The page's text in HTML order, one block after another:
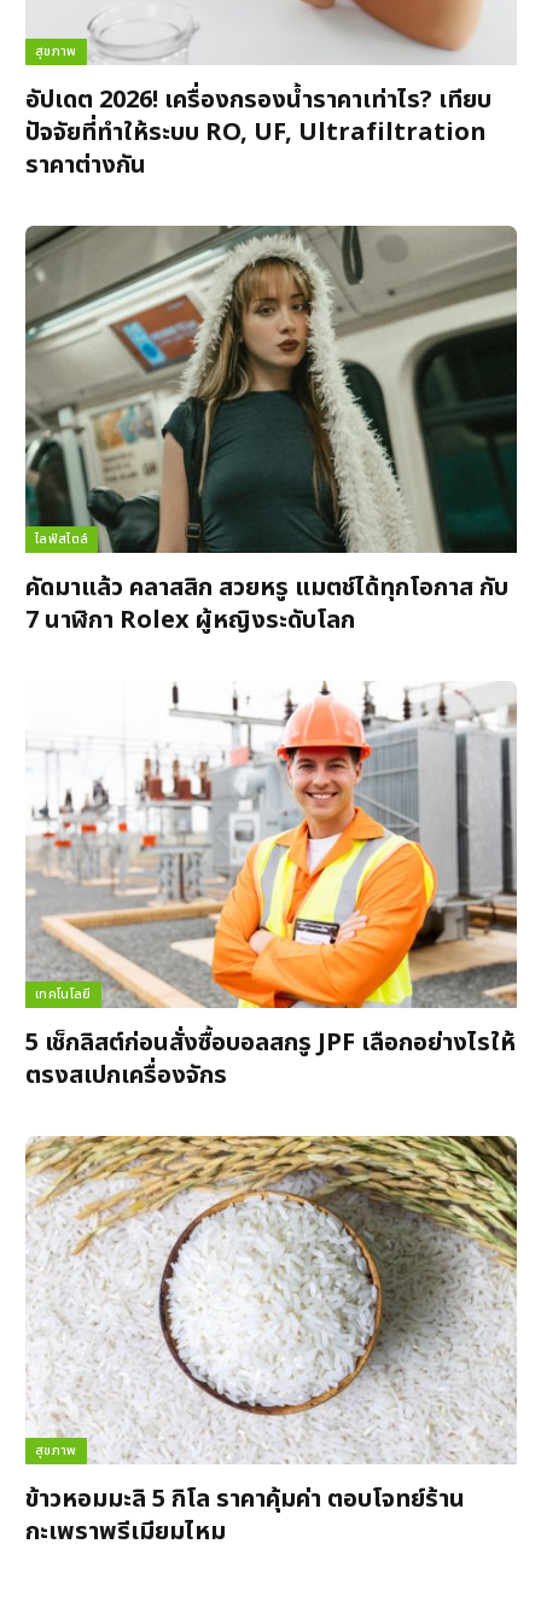
สุขภาพ
อัปเดต 2026! เครื่องกรองน้ำราคาเท่าไร? เทียบ
ปัจจัยที่ทำให้ระบบ RO, UF, Ultrafiltration
ราคาต่างกัน
ไลฟ์สไตล์
คัดมาแล้ว คลาสสิก สวยหรู แมตช์ได้ทุกโอกาส กับ
7 นาฬิกา Rolex ผู้หญิงระดับโลก
เทคโนโลยี
5 เช็กลิสต์ก่อนสั่งซื้อบอลสกรู JPF เลือกอย่างไรให้
ตรงสเปกเครื่องจักร
สุขภาพ
ข้าวหอมมะลิ 5 กิโล ราคาคุ้มค่า ตอบโจทย์ร้าน
กะเพราพรีเมียมไหม